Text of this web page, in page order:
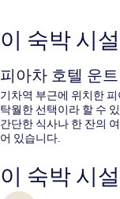
이 숙박 시
피아차 호텔 운
기차역 부근에 위치한
탁월한 선택이라 할 수
간단한 식사나 한 잔의
어 있습니다.
이 숙박 시